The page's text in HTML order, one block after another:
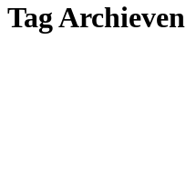
Tag Archieven